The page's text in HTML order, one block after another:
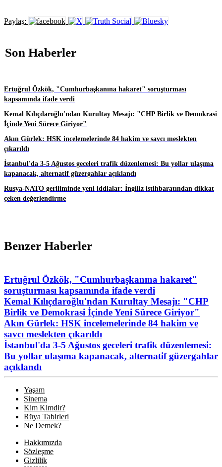
Paylaş:
Son Haberler
Ertuğrul Özkök, "Cumhurbaşkanına hakaret" soruşturması
kapsamında ifade verdi
Kemal Kılıçdaroğlu'ndan Kurultay Mesajı: "CHP Birlik ve Demokrasi
İçinde Yeni Sürece Giriyor"
Akın Gürlek: HSK incelemelerinde 84 hakim ve savcı meslekten
çıkarıldı
İstanbul'da 3-5 Ağustos geceleri trafik düzenlemesi: Bu yollar ulaşıma
kapanacak, alternatif güzergahlar açıklandı
Rusya-NATO geriliminde yeni iddialar: İngiliz istihbaratından dikkat
çeken değerlendirme
Benzer Haberler
Ertuğrul Özkök, "Cumhurbaşkanına hakaret"
soruşturması kapsamında ifade verdi
Kemal Kılıçdaroğlu'ndan Kurultay Mesajı: "CHP
Birlik ve Demokrasi İçinde Yeni Sürece Giriyor"
Akın Gürlek: HSK incelemelerinde 84 hakim ve
savcı meslekten çıkarıldı
İstanbul'da 3-5 Ağustos geceleri trafik düzenlemesi:
Bu yollar ulaşıma kapanacak, alternatif güzergahlar
açıklandı
Yaşam
Sinema
Kim Kimdir?
Rüya Tabirleri
Ne Demek?
Hakkımızda
Sözleşme
Gizlilik